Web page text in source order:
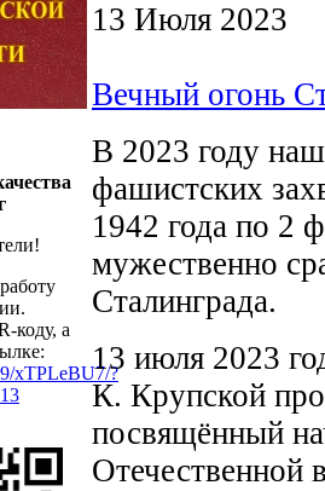
коду, а
xTPLeBU7/?
13 Июля 2023
Вечный огонь
В 2023 году
фашистских
1942 года по 2
мужественно
Сталинграда.
13 июля 2023
К. Крупской
посвящённый
Отечественной